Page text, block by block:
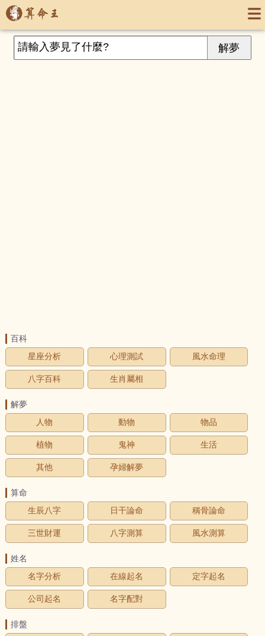
百科
星座分析
心理測試 風水命理
八字百科 生肖屬相
解夢
人物
動物 物品
植物 鬼神 生活
其他 孕婦解夢
算命
生辰八字
日干論命 稱骨論命
三世財運 八字測算 風水測算
姓名
名字分析
在線起名 定字起名
公司起名 名字配對
排盤